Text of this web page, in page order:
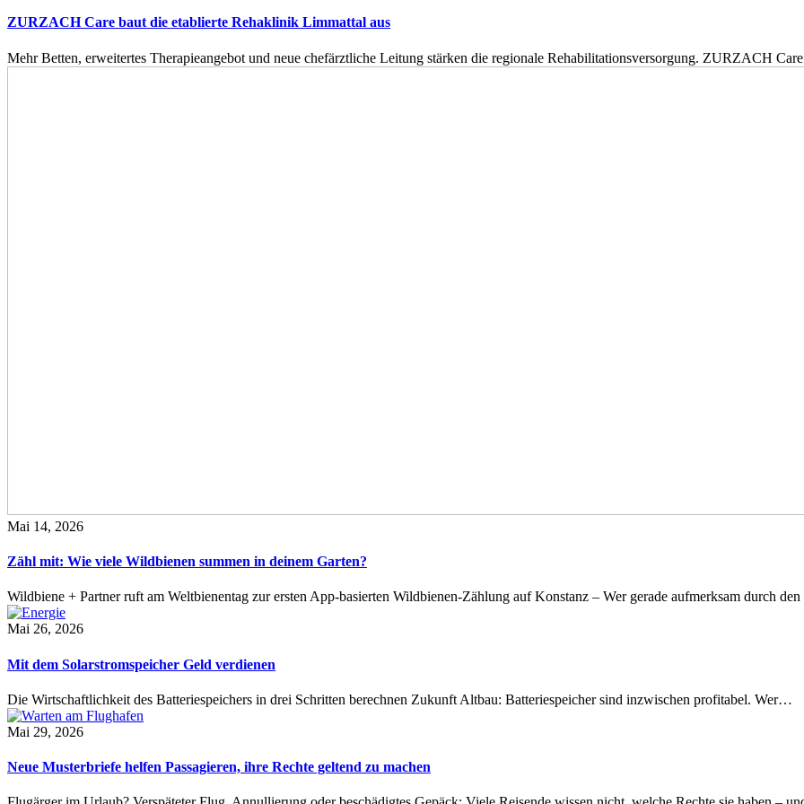
ZURZACH Care baut die etablierte Rehaklinik Limmattal aus
Mehr Betten, erweitertes Therapieangebot und neue chefärztliche Leitung stärken die regionale Rehabilitationsversorgung. ZURZACH
Mai 14, 2026
Zähl mit: Wie viele Wildbienen summen in deinem Garten?
Wildbiene + Partner ruft am Weltbienentag zur ersten App-basierten Wildbienen-Zählung auf Konstanz – Wer gerade aufmerksam durch
Mai 26, 2026
Mit dem Solarstromspeicher Geld verdienen
Die Wirtschaftlichkeit des Batteriespeichers in drei Schritten berechnen Zukunft Altbau: Batteriespeicher sind inzwischen profitabel. Wer…
Mai 29, 2026
Neue Musterbriefe helfen Passagieren, ihre Rechte geltend zu machen